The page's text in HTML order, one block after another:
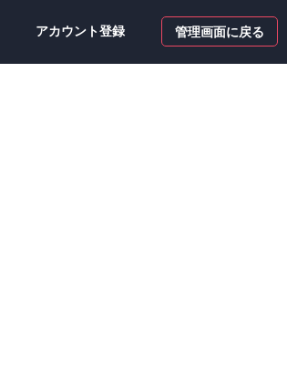
アカウント登録 管理画面に戻る